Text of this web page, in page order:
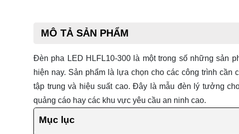
MÔ TẢ SẢN PHẨM
Đèn pha LED HLFL10-300 là một trong số những sản
hiện nay. Sản phẩm là lựa chọn cho các công trình cần
tập trung và hiệu suất cao. Đây là mẫu đèn lý tưởng
quảng cáo hay các khu vực yêu cầu an ninh cao.
Mục lục